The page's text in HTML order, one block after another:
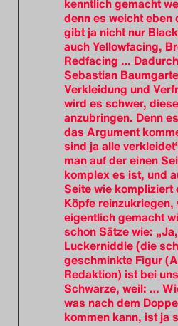
kenntlich gemacht
denn es weicht eben
gibt ja nicht nur
auch Yellowfacing,
Redfacing …
Sebastian
Verkleidung und
wird es schwer,
anzubringen. Denn
das Argument
sind ja alle
man auf der einen
komplex es ist, und
Seite wie kompliziert
Köpfe reinzukriegen,
eigentlich gemacht
schon Sätze wie:
Luckerniddle (die
geschminkte Figur
Redaktion) ist bei
Schwarze, weil: …
was nach dem
kommen kann, ist ja